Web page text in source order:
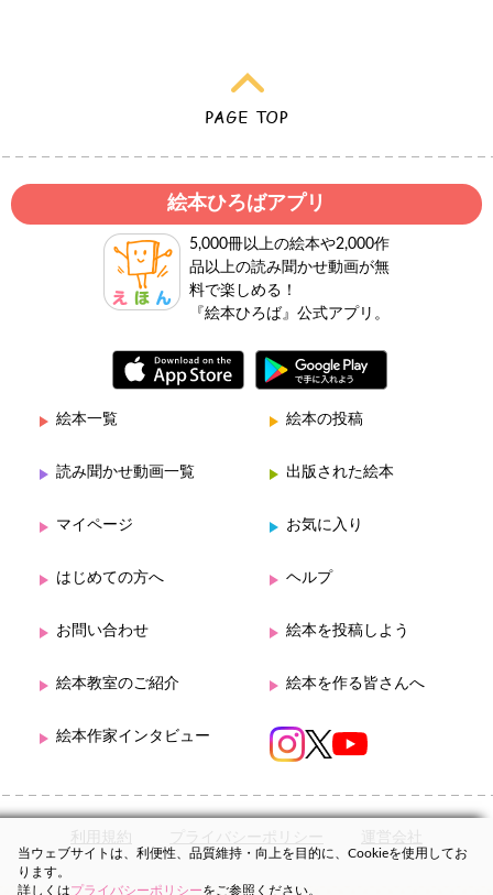
絵本ひろばアプリ
5,000冊以上の絵本や2,000作
品以上の読み聞かせ動画が無
料で楽しめる！
『絵本ひろば』公式アプリ。
絵本一覧 絵本の投稿
読み聞かせ動画一覧 出版された絵本
マイページ お気に入り
はじめての方へ ヘルプ
お問い合わせ 絵本を投稿しよう
絵本教室のご紹介 絵本を作る皆さんへ
絵本作家インタビュー
利用規約 プライバシーポリシー 運営会社
当ウェブサイトは、利便性、品質維持・向上を目的に、Cookieを使用してお
ります。
詳しくはプライバシーポリシーをご参照ください。